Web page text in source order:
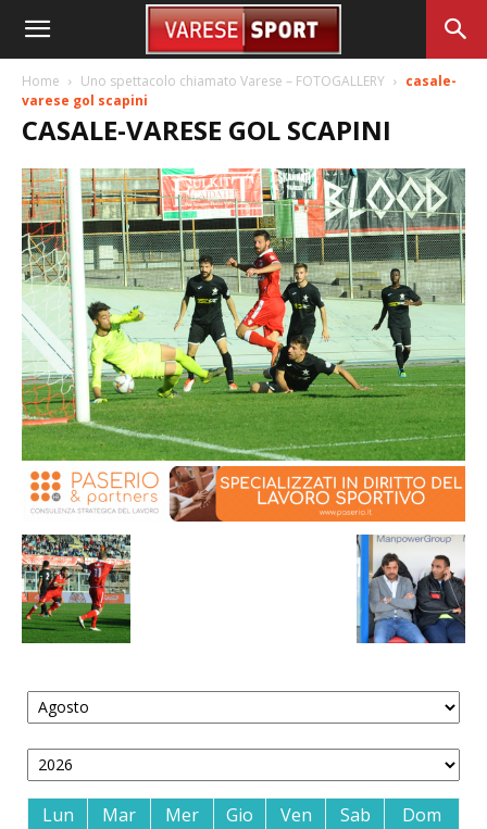
Home Uno spettacolo chiamato Varese – FOTOGALLERY
casale-
varese gol scapini
CASALE-VARESE GOL SCAPINI
Lun Mar Mer Gio Ven Sab Dom